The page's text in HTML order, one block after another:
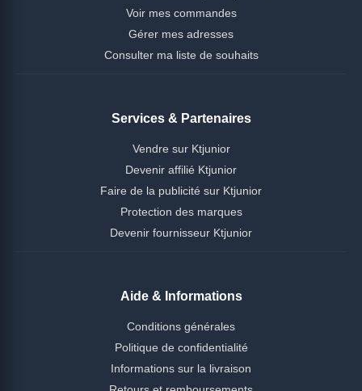
Voir mes commandes
Gérer mes adresses
Consulter ma liste de souhaits
Services & Partenaires
Vendre sur Ktjunior
Devenir affilié Ktjunior
Faire de la publicité sur Ktjunior
Protection des marques
Devenir fournisseur Ktjunior
Aide & Informations
Conditions générales
Politique de confidentialité
Informations sur la livraison